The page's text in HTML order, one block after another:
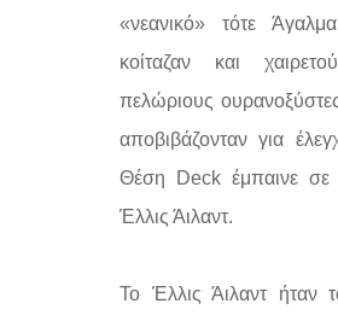
«νεανικό» τότε
κοίταζαν και
πελώριους
αποβιβάζονταν για
Θέση Deck έμπαινε σε
Έλλις Άιλαντ.
Το Έλλις Άιλαντ ήταν